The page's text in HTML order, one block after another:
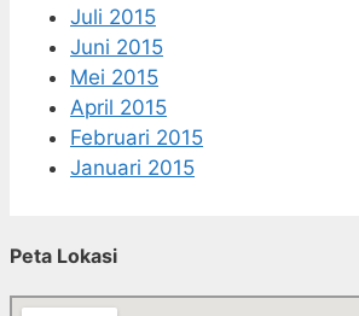
Juli 2015
Juni 2015
Mei 2015
April 2015
Februari 2015
Januari 2015
Peta Lokasi